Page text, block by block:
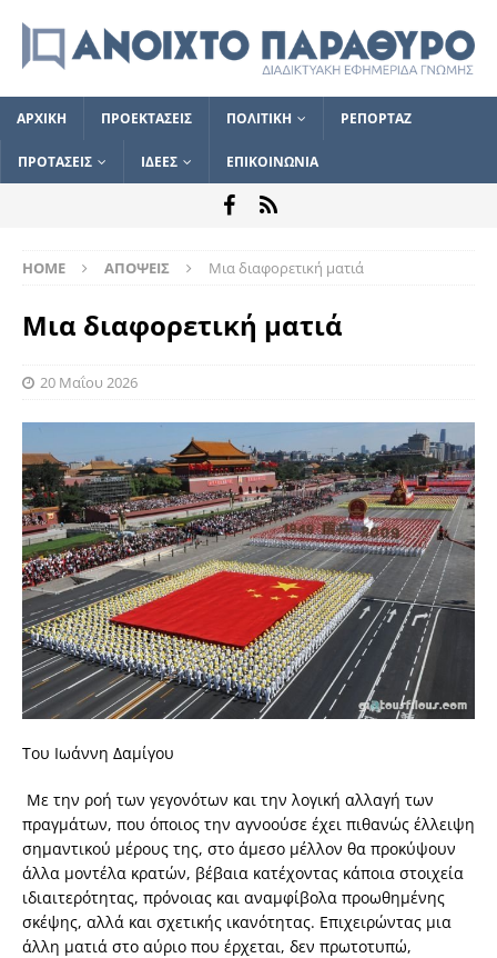
ΑΡΧΙΚΗ ΠΡΟΕΚΤΑΣΕΙΣ ΠΟΛΙΤΙΚΗ ΡΕΠΟΡΤΑΖ
ΠΡΟΤΑΣΕΙΣ ΙΔΕΕΣ ΕΠΙΚΟΙΝΩΝΙΑ
HOME ΑΠΟΨΕΙΣ Μια διαφορετική ματιά
Μια διαφορετική ματιά
20 Μαΐου 2026
Του Ιωάννη Δαμίγου
Με την ροή των γεγονότων και την λογική αλλαγή των
πραγμάτων, που όποιος την αγνοούσε έχει πιθανώς έλλειψη
σημαντικού μέρους της, στο άμεσο μέλλον θα προκύψουν
άλλα μοντέλα κρατών, βέβαια κατέχοντας κάποια στοιχεία
ιδιαιτερότητας, πρόνοιας και αναμφίβολα προωθημένης
σκέψης, αλλά και σχετικής ικανότητας. Επιχειρώντας μια
άλλη ματιά στο αύριο που έρχεται, δεν πρωτοτυπώ,